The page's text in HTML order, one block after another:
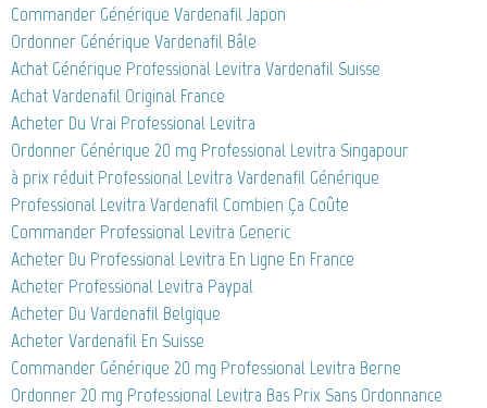
Commander Générique Vardenafil Japon
Ordonner Générique Vardenafil Bâle
Achat Générique Professional Levitra Vardenafil Suisse
Achat Vardenafil Original France
Acheter Du Vrai Professional Levitra
Ordonner Générique 20 mg Professional Levitra Singapour
à prix réduit Professional Levitra Vardenafil Générique
Professional Levitra Vardenafil Combien Ça Coûte
Commander Professional Levitra Generic
Acheter Du Professional Levitra En Ligne En France
Acheter Professional Levitra Paypal
Acheter Du Vardenafil Belgique
Acheter Vardenafil En Suisse
Commander Générique 20 mg Professional Levitra Berne
Ordonner 20 mg Professional Levitra Bas Prix Sans Ordonnance